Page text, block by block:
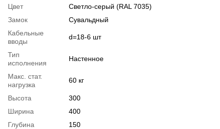
Цвет
Светло-серый (RAL 7035)
Замок
Сувальдный
Кабельные
вводы
d=18-6 шт
Тип
исполнения
Настенное
Макс. стат.
нагрузка
60 кг
Высота
300
Ширина
400
Глубина
150